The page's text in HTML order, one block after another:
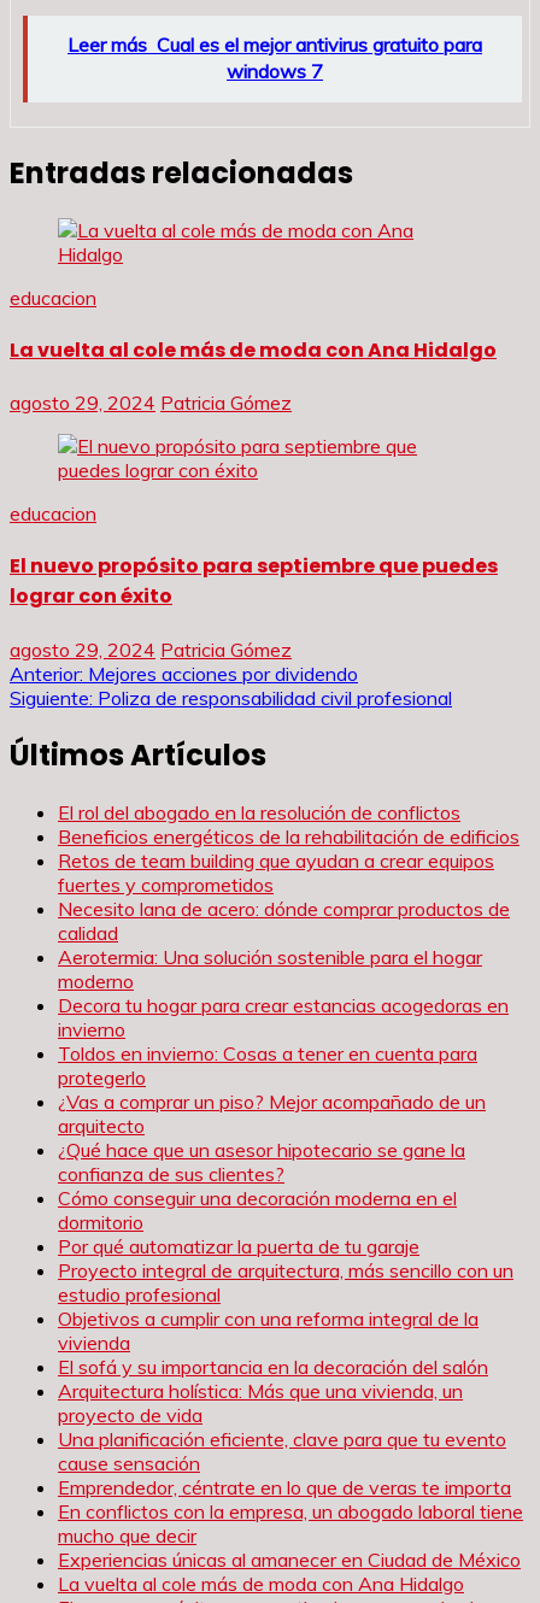
Leer más Cual es el mejor antivirus gratuito para
windows 7
Entradas relacionadas
educacion
La vuelta al cole más de moda con Ana Hidalgo
agosto 29, 2024 Patricia Gómez
educacion
El nuevo propósito para septiembre que puedes
lograr con éxito
agosto 29, 2024 Patricia Gómez
Navegación
entradas
Anterior: Mejores acciones por dividendo
Siguiente: Poliza de responsabilidad civil profesional
Últimos Artículos
El rol del abogado en la resolución de conflictos
Beneficios energéticos de la rehabilitación de edificios
Retos de team building que ayudan a crear equipos
fuertes y comprometidos
Necesito lana de acero: dónde comprar productos de
calidad
Aerotermia: Una solución sostenible para el hogar
moderno
Decora tu hogar para crear estancias acogedoras en
invierno
Toldos en invierno: Cosas a tener en cuenta para
protegerlo
¿Vas a comprar un piso? Mejor acompañado de un
arquitecto
¿Qué hace que un asesor hipotecario se gane la
confianza de sus clientes?
Cómo conseguir una decoración moderna en el
dormitorio
Por qué automatizar la puerta de tu garaje
Proyecto integral de arquitectura, más sencillo con un
estudio profesional
Objetivos a cumplir con una reforma integral de la
vivienda
El sofá y su importancia en la decoración del salón
Arquitectura holística: Más que una vivienda, un
proyecto de vida
Una planificación eficiente, clave para que tu evento
cause sensación
Emprendedor, céntrate en lo que de veras te importa
En conflictos con la empresa, un abogado laboral tiene
mucho que decir
Experiencias únicas al amanecer en Ciudad de México
La vuelta al cole más de moda con Ana Hidalgo